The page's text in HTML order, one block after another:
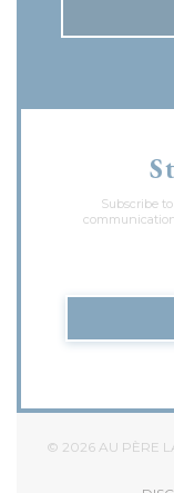
Subscribe
© 2026 AU PÈRE